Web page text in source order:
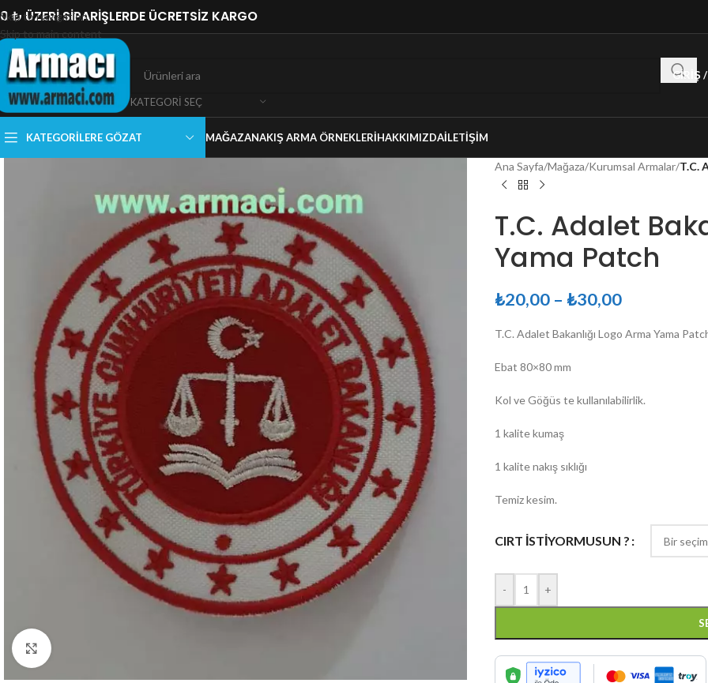
Skip to navigation
Skip to main content
₺ ÜZERİ SİPARİŞLERDE ÜCRETSİZ KARGO
KATEGORI SEÇ
GIRIŞ
KATEGORILERE GÖZAT MAĞAZANAKIŞ ARMA ÖRNEKLERIHAKKIMIZDAİLETIŞIM
Ana Sayfa/Mağaza/Kurumsal Armalar/T.C.
T.C. Adalet
Yama Patch
₺20,00 – ₺30,00
T.C. Adalet Bakanlığı Logo Arma Yama
Ebat 80×80 mm
Kol ve Göğüs te kullanılabilirlik.
1 kalite kumaş
1 kalite nakış sıklığı
Temiz kesim.
CIRT İSTİYORMUSUN ?
- +